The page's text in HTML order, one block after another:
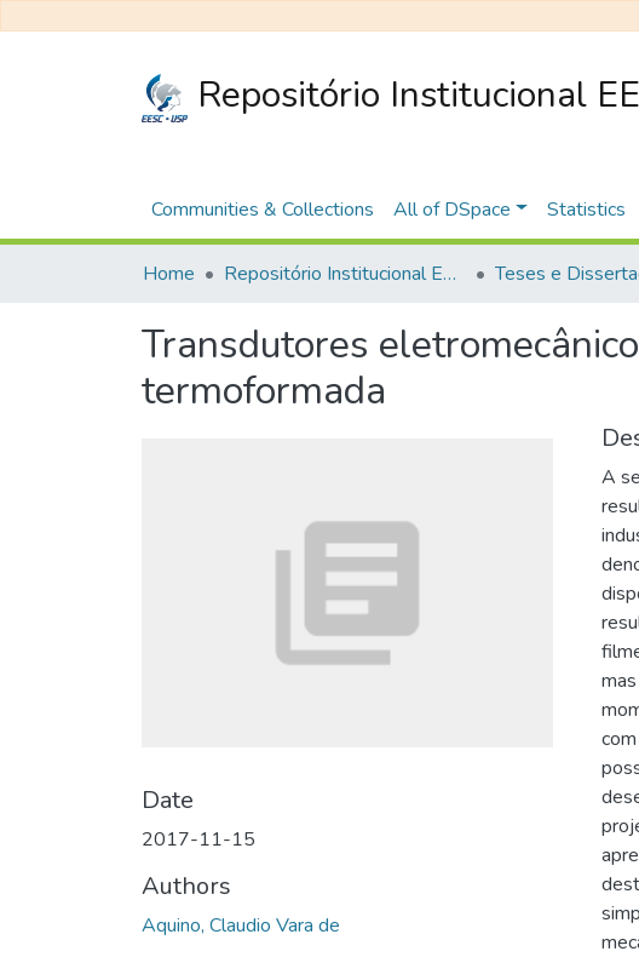
Repositório Institucional
Communities & Collections All of DSpace Statistics
Home Repositório Institucional EESC
Transdutores
termoformada
Date
2017-11-15
Authors
Aquino, Claudio Vara de
A